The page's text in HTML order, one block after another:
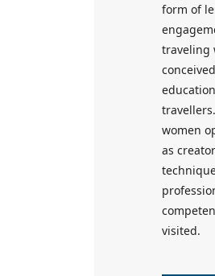
form of
traveling
women
as
visited.